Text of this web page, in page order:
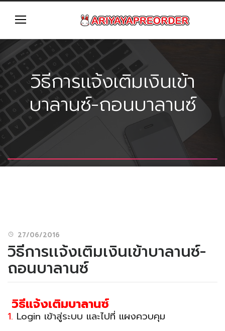
วิธีการเเจ้งเติมเงินเข้า
บาลานซ์-ถอนบาลานซ์
27/06/2016
วิธีการเเจ้งเติมเงินเข้าบาลานซ์-
ถอนบาลานซ์
วิธีแจ้งเติมบาลานซ์
1. Login เข้าสู่ระบบ และไปที่ แผงควบคุม